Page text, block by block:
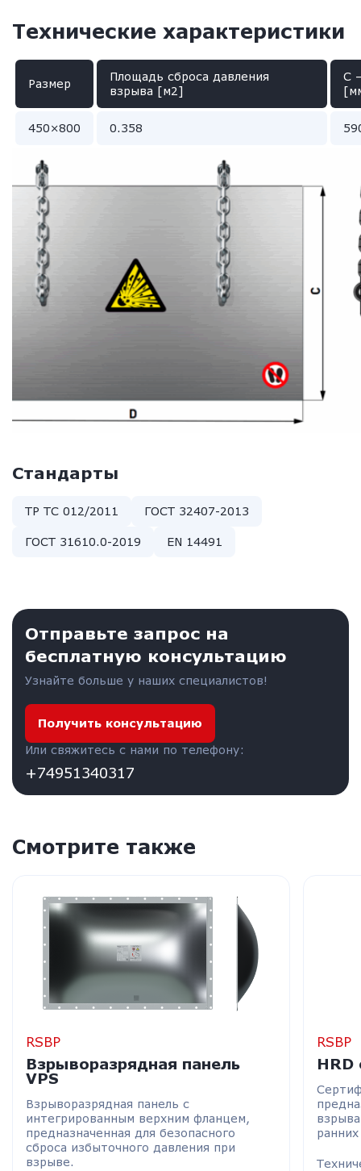
Технические характеристики
Размер
Площадь сброса давления
взрыва [м2]
C
450×800 0.358
Стандарты
ТР ТС 012/2011 ГОСТ 32407-2013
ГОСТ 31610.0-2019 EN 14491
отправьте запрос на
бесплатную консультацию
Узнайте больше у наших специалистов!
Получить консультацию
Или свяжитесь с нами по телефону:
+74951340317
Смотрите также
RSBP
Взрыворазрядная панель
VPS
Взрыворазрядная панель с
интегрированным верхним фланцем,
предназначенная для безопасного
сброса избыточного давления при
взрыве.
RSBP
HRD